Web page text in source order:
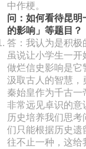
中作梗。
问：如何看待昆明
的影响」等题目？
答：我认为是积极
虽说让小学生一
做烂信史影响是它
汲取古人的智慧，
秦始皇作为千古
非常远见卓识的意
历史培养我们思
们只能根据历史遗
往不止一种，这给